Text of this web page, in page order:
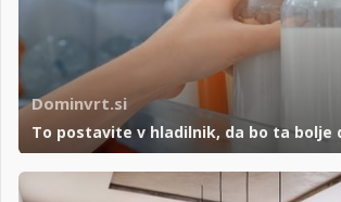
Dominvrt.si
To postavite v hladilnik, da bo ta bolje